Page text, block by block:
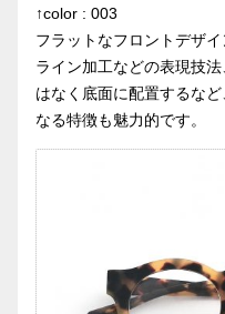
↑color : 003
フラットなフロントデザ
ライン加工などの表現技
はなく底面に配置するな
なる特徴も魅力的です。